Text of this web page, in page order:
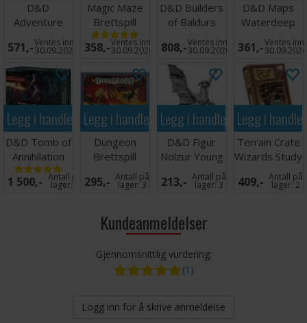
D&D
Adventure
Out of the
Abyss
571,-Ventes inn
30.09.2026
Magic Maze
Brettspill
358,-Ventes inn
30.09.2026
D&D Builders
of Baldurs
Gate
Brettspill
808,-Ventes inn
30.09.2026
D&D Maps
Waterdeep
Dungeon of
Mad Mage
361,-Ventes inn
30.09.2026
Legg i handlekurven
D&D Tomb of
Annihilation
Brettspill
1 500,- Antall på
lager:
Legg i handlekurven
Dungeon
Brettspill
295,- Antall på
lager:3
Legg i handlekurven
D&D Figur
Nolzur Young
Copper
Dragon
213,- Antall på
lager:3
Legg i
Terrain Crate
Wizards Study
409,- Antall på
lager:2
Kundeanmeldelser
Gjennomsnittlig vurdering:
(1)
Logg inn for å skrive anmeldelse